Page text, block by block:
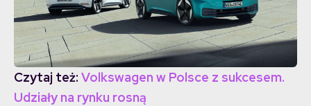
Czytaj też: Volkswagen w Polsce z sukcesem.
Udziały na rynku rosną